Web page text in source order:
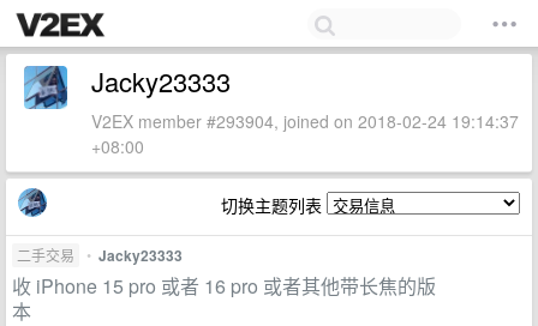
Jacky23333
V2EX member #293904, joined on 2018-02-24 19:14:37
+08:00
切换主题列表
二手交易 • Jacky23333
收 iPhone 15 pro 或者 16 pro 或者其他带长焦的版
本